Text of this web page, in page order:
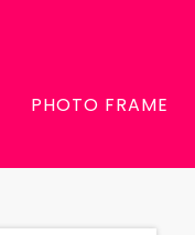
PHOTO FRAME